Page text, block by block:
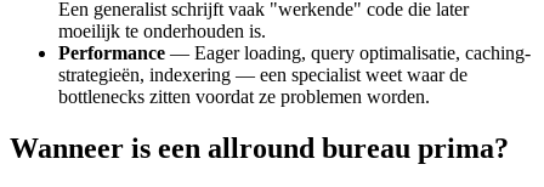
Een generalist schrijft vaak "werkende" code die later
moeilijk te onderhouden is.
Performance — Eager loading, query optimalisatie, caching-
strategieën, indexering — een specialist weet waar de
bottlenecks zitten voordat ze problemen worden.
Wanneer is een allround bureau prima?